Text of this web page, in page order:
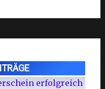
erfolgreich